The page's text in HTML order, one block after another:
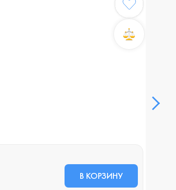
В КОРЗИНУ